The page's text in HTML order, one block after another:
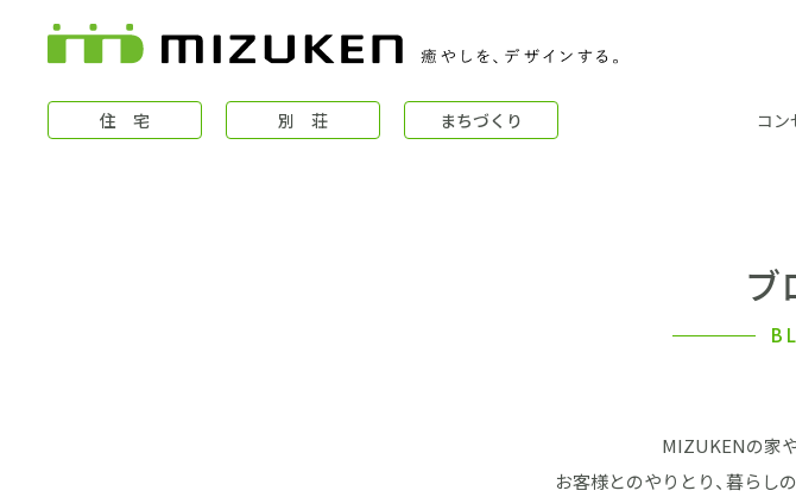
住 宅 別 荘 まちづくり コン
ブ
MIZUKENの家
お客様とのやりとり、暮らし